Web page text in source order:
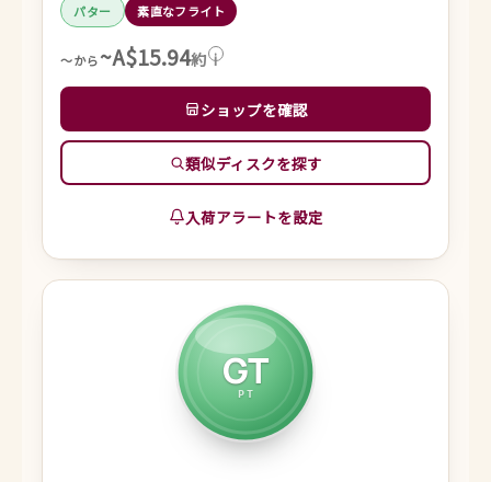
パター 素直なフライト
～から~A$15.94約 i
ショップを確認
類似ディスクを探す
入荷アラートを設定
GT
PT